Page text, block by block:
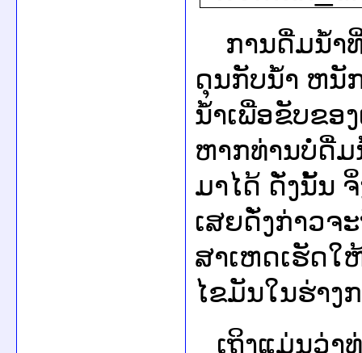
ການດື່ມນ້ຳ
ດຸນກັບນ້ຳ ຫນັ
ນ້ຳເພື່ອຂັບຂອ
ຫາກທ່ານບໍ່ດື່ມ
ມາໄດ້ ດັ່ງນັ້ນ
ເສຍດັ່ງກ່າວຈ
ສາເຫດເຮັດໃ
ໄຂມັນໃນຮ່າງ
ເຖິງແມ່ນວ່າ